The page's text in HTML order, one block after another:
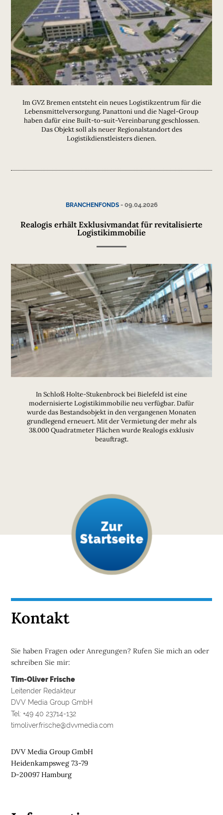
Im GVZ Bremen entsteht ein neues Logistikzentrum für die
Lebensmittelversorgung. Panattoni und die Nagel-Group
haben dafür eine Built-to-suit-Vereinbarung geschlossen.
Das Objekt soll als neuer Regionalstandort des
Logistikdienstleisters dienen.
BRANCHENFONDS- 09.04.2026
Realogis erhält Exklusivmandat für revitalisierte
Logistikimmobilie
In Schloß Holte-Stukenbrock bei Bielefeld ist eine
modernisierte Logistikimmobilie neu verfügbar. Dafür
wurde das Bestandsobjekt in den vergangenen Monaten
grundlegend erneuert. Mit der Vermietung der mehr als
38.000 Quadratmeter Flächen wurde Realogis exklusiv
beauftragt.
Zur
Startseite
Kontakt
Sie haben Fragen oder Anregungen? Rufen Sie mich an oder
schreiben Sie mir:
Tim-Oliver Frische
Leitender Redakteur
DVV Media Group GmbH
Tel: +49 40 23714-132
timoliver.frische@dvvmedia.com
DVV Media Group GmbH
Heidenkampsweg 73-79
D-20097 Hamburg